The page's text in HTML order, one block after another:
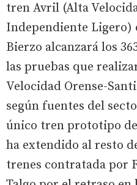
tren Avril (Alta
Independiente Ligero)
Bierzo alcanzará los
las pruebas que
Velocidad Orense-
según fuentes del
único tren prototipo
ha extendido al resto
trenes contratada por